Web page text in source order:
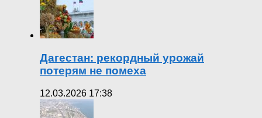
Дагестан: рекордный урожай
потерям не помеха
12.03.2026 17:38